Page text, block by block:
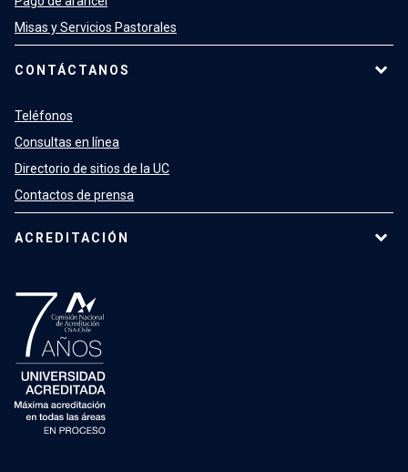
Misas y Servicios Pastorales
CONTÁCTANOS
Teléfonos
Consultas en línea
Directorio de sitios de la UC
Contactos de prensa
ACREDITACIÓN